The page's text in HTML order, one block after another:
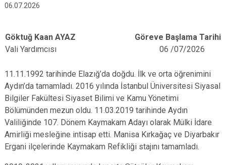
06.07.2026
Göktuğ Kaan AYAZ
Vali Yardımcısı
Göreve Başlama Tarihi
06 /07/2026
11.11.1992 tarihinde Elazığ’da doğdu. İlk ve orta öğrenimini
Aydın’da tamamladı. 2016 yılında İstanbul Üniversitesi Siyasal
Bilgiler Fakültesi Siyaset Bilimi ve Kamu Yönetimi
Bölümünden mezun oldu. 11.03.2019 tarihinde Aydın
Valiliğinde 107. Dönem Kaymakam Adayı olarak Mülki İdare
Amirliği mesleğine intisap etti. Manisa Kırkağaç ve Diyarbakır
Ergani ilçelerinde Kaymakam Refikliği stajını tamamladı.